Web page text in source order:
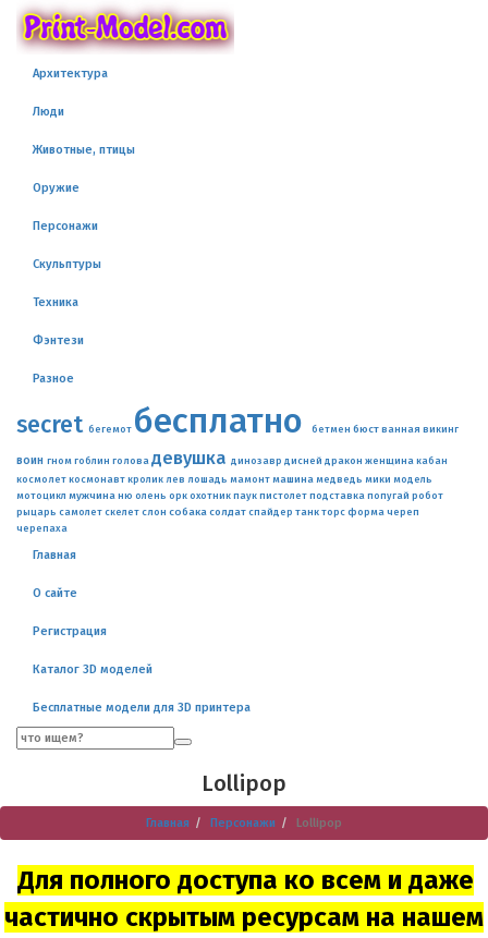
Архитектура
Люди
Животные, птицы
Оружие
Персонажи
Скульптуры
Техника
Фэнтези
Разное
secret бегемот бесплатно бетмен бюст ванная викинг
воин гном гоблин голова девушка динозавр дисней дракон женщина кабан
космолет космонавт кролик лев лошадь мамонт машина медведь мики модель
мотоцикл мужчина ню олень орк охотник паук пистолет подставка попугай робот
рыцарь самолет скелет слон собакасолдат спайдер танк торс форма череп
черепаха
Главная
О сайте
Регистрация
Каталог 3D моделей
Бесплатные модели для 3D принтера
Lollipop
Главная Персонажи Lollipop
Для полного доступа ко всем и даже
частично скрытым ресурсам на нашем